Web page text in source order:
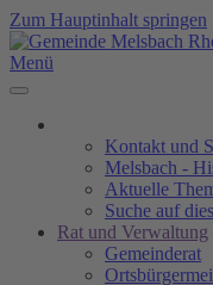
Zum Hauptinhalt springen
Menü
Kontakt und
Melsbach -
Aktuelle
Suche auf
Rat und Verwaltung
Gemeinderat